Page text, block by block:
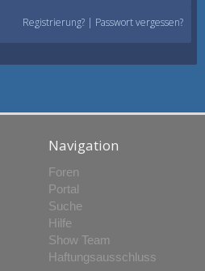
Registrierung? | Passwort vergessen?
Navigation
Foren
Portal
Suche
Hilfe
Show Team
Haftungsausschluss